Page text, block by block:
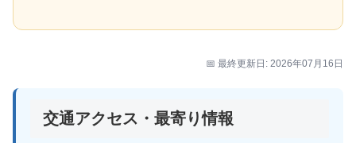
📅 最終更新日: 2026年07月16日
交通アクセス・最寄り情報